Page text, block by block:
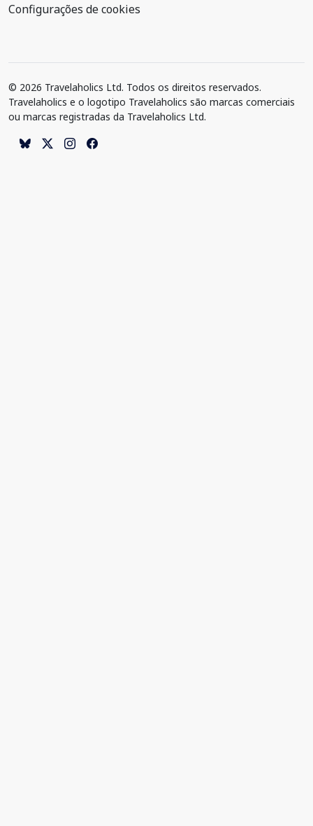
Configurações de cookies
© 2026 Travelaholics Ltd. Todos os direitos reservados.
Travelaholics e o logotipo Travelaholics são marcas comerciais
ou marcas registradas da Travelaholics Ltd.